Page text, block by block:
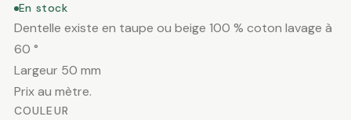
En stock
Dentelle existe en taupe ou beige 100 % coton lavage à
60 °
Largeur 50 mm
Prix au mètre.
COULEUR